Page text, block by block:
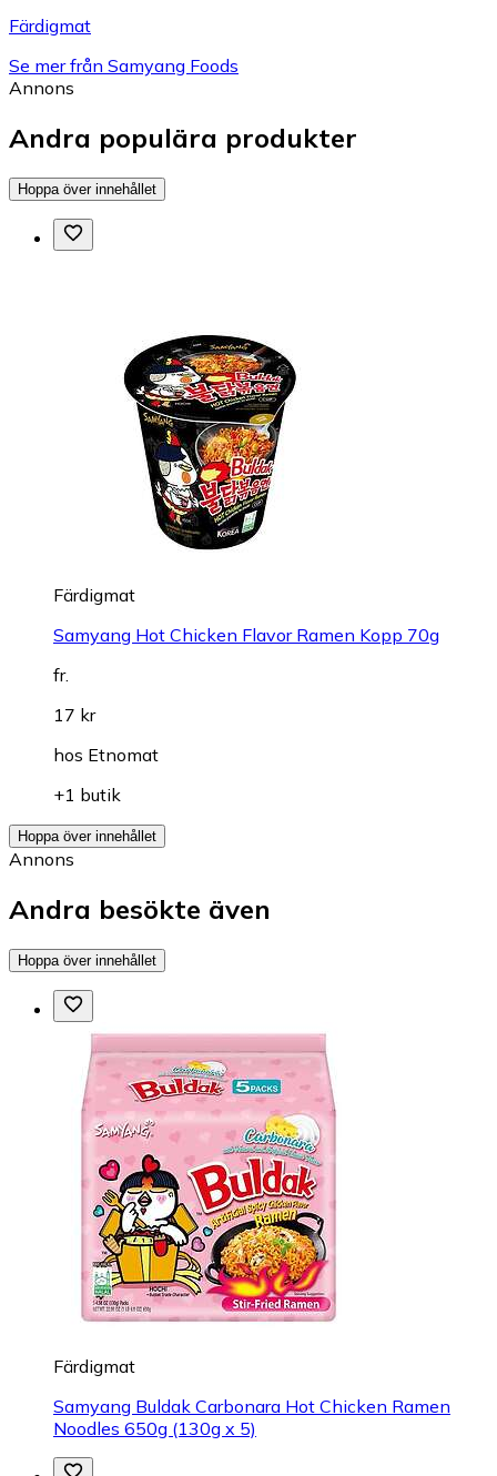
Färdigmat
Se mer från Samyang Foods
Annons
Andra populära produkter
Hoppa över innehållet
Färdigmat
Samyang Hot Chicken Flavor Ramen Kopp 70g
fr.
17 kr
hos Etnomat
+1 butik
Hoppa över innehållet
Annons
Andra besökte även
Hoppa över innehållet
Färdigmat
Samyang Buldak Carbonara Hot Chicken Ramen
Noodles 650g (130g x 5)